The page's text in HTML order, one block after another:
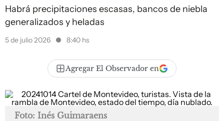
Habrá precipitaciones escasas, bancos de niebla
generalizados y heladas
5 de julio 2026 8:40 hs
Agregar El Observador en
Foto: Inés Guimaraens